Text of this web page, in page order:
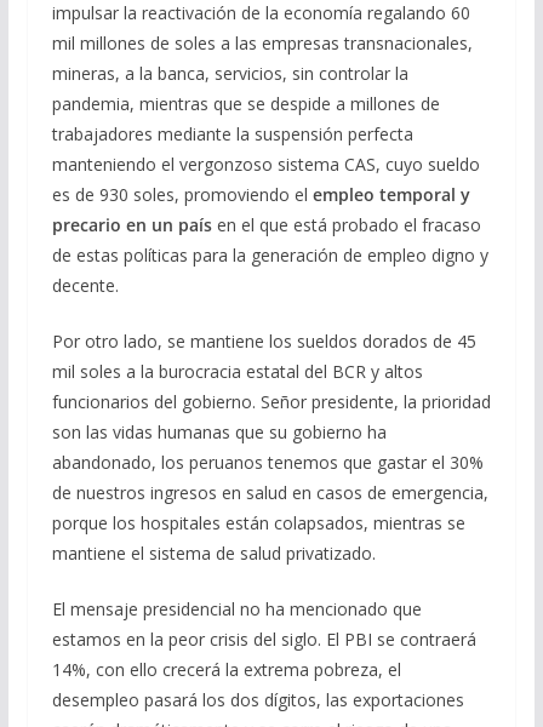
impulsar la reactivación de la economía regalando 60
mil millones de soles a las empresas transnacionales,
mineras, a la banca, servicios, sin controlar la
pandemia, mientras que se despide a millones de
trabajadores mediante la suspensión perfecta
manteniendo el vergonzoso sistema CAS, cuyo sueldo
es de 930 soles, promoviendo el empleo temporal y
precario en un paísen el que está probado el fracaso
de estas políticas para la generación de empleo digno y
decente.
Por otro lado, se mantiene los sueldos dorados de 45
mil soles a la burocracia estatal del BCR y altos
funcionarios del gobierno. Señor presidente, la prioridad
son las vidas humanas que su gobierno ha
abandonado, los peruanos tenemos que gastar el 30%
de nuestros ingresos en salud en casos de emergencia,
porque los hospitales están colapsados, mientras se
mantiene el sistema de salud privatizado.
El mensaje presidencial no ha mencionado que
estamos en la peor crisis del siglo. El PBI se contraerá
14%, con ello crecerá la extrema pobreza, el
desempleo pasará los dos dígitos, las exportaciones